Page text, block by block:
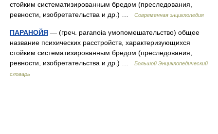
стойким систематизированным бредом (преследования,
ревности, изобретательства и др.) …
Современная энциклопедия
ПАРАНОЙЯ — (греч. paranoia умопомешательство) общее
название психических расстройств, характеризующихся
стойким систематизированным бредом (преследования,
ревности, изобретательства и др.) …
Большой Энциклопедический
словарь